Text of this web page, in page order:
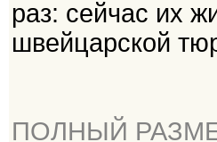
раз: сейчас их
швейцарской
ПОЛНЫЙ